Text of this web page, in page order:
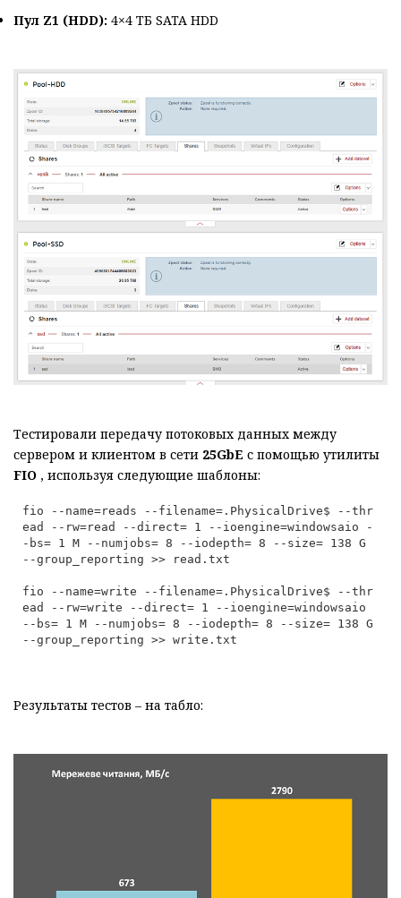
Пул Z1 (HDD): 4×4 ТБ SATA HDD
Тестировали передачу потоковых данных между
сервером и клиентом в сети 25GbE с помощью утилиты
FIO , используя следующие шаблоны:
fio --name=reads --filename=.PhysicalDrive$ --thr
ead --rw=read --direct= 1
--ioengine=windowsaio -
-bs= 1 M --numjobs= 8 --iodepth= 8 --size= 138 G
fio --name=write --filename=.PhysicalDrive$ --thr
ead --rw=write --direct= 1
--ioengine=windowsaio
--bs= 1 M --numjobs= 8 --iodepth= 8 --size= 138 G
--group_reporting >> write.txt
Результаты тестов – на табло: